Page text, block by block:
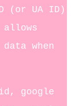
(or UA ID)
when
google